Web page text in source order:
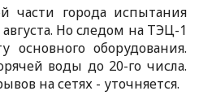
части города испытания
Но следом на ТЭЦ-1
основного оборудования.
воды до 20-го числа.
на сетях - уточняется.